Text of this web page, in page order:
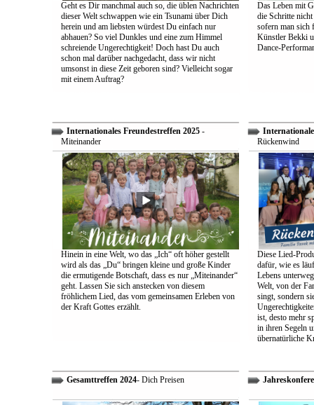
Geht es Dir manchmal auch so, die üblen Nachrichten
dieser Welt schwappen wie ein Tsunami über Dich
herein und am liebsten würdest Du einfach nur
abhauen? So viel Dunkles und eine zum Himmel
schreiende Ungerechtigkeit! Doch hast Du auch
schon mal darüber nachgedacht, dass wir nicht
umsonst in diese Zeit geboren sind? Vielleicht sogar
mit einem Auftrag?
Das Leben mit
die Schritte
sofern man sich
Künstler Bekki
Dance-
Internationales Freundestreffen 2025-
Miteinander
Hinein in eine Welt, wo das „Ich“ oft höher gestellt
wird als das „Du“ bringen kleine und große Kinder
die ermutigende Botschaft, dass es nur „Miteinander“
geht. Lassen Sie sich anstecken von diesem
fröhlichem Lied, das vom gemeinsamen Erleben von
der Kraft Gottes erzählt.
Rückenwind
Diese Lied-
dafür, wie es
Lebens
Welt, von der
singt, sondern
ist, desto mehr
in ihren Segeln
übernatürliche
Gesamttreffen 2024- Dich Preisen